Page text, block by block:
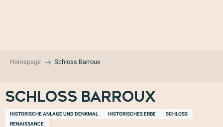
Homepage Schloss Barroux
Schloss Barroux
HISTORISCHE ANLAGE UND DENKMAL HISTORISCHES ERBE
SCHLOSS
RENAISSANCE